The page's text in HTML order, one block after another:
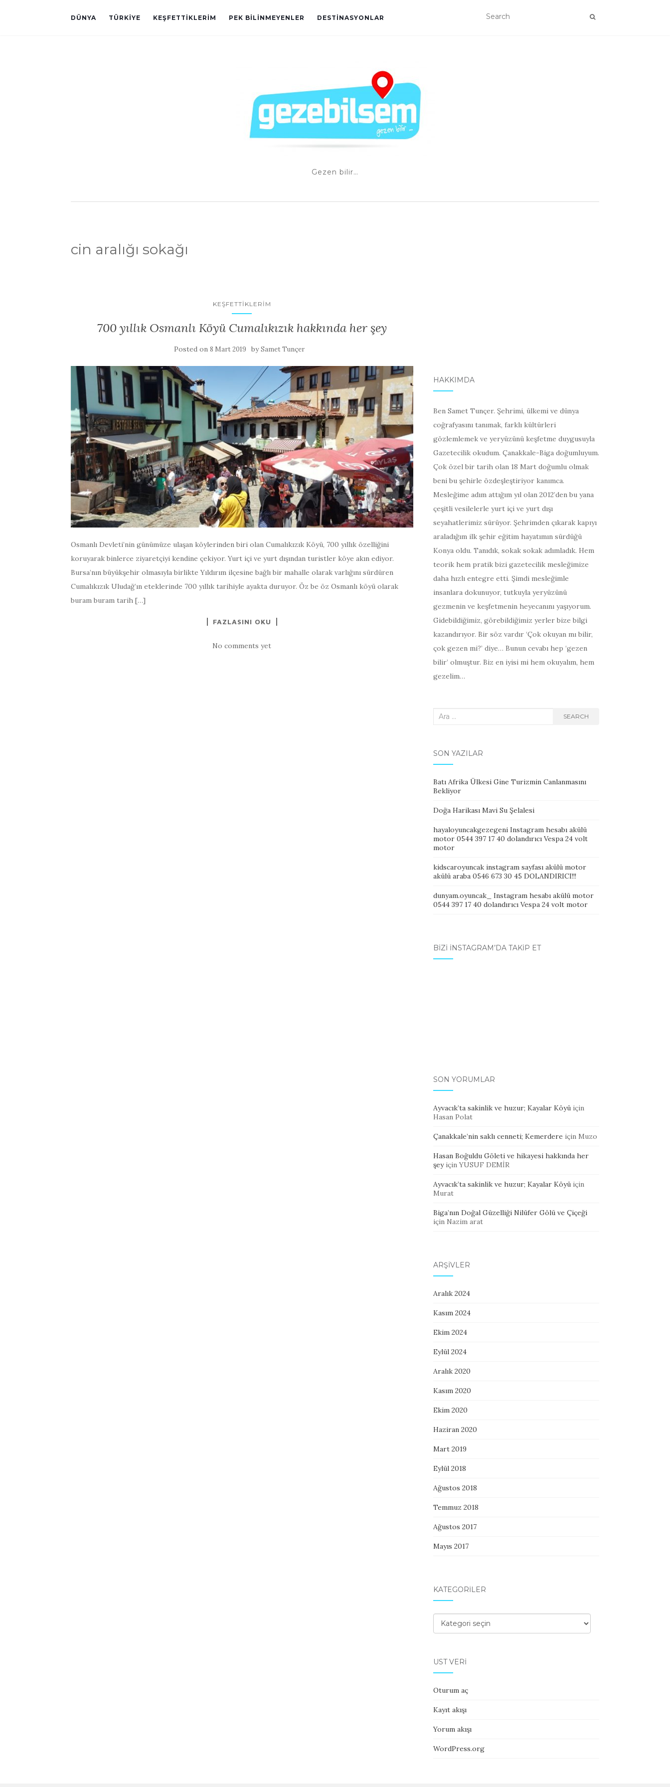
DÜNYA TÜRKIYE KEŞFETTIKLERIM PEK BILINMEYENLER DESTINASYONLAR
Gezen bilir…
cin aralığı sokağı
KEŞFETTIKLERIM
700 yıllık Osmanlı Köyü Cumalıkızık hakkında her şey
Posted on8 Mart 2019 bySamet Tunçer
Osmanlı Devleti’nin günümüze ulaşan köylerinden biri olan Cumalıkızık Köyü, 700 yıllık özelliğini
koruyarak binlerce ziyaretçiyi kendine çekiyor. Yurt içi ve yurt dışından turistler köye akın ediyor.
Bursa’nın büyükşehir olmasıyla birlikte Yıldırım ilçesine bağlı bir mahalle olarak varlığını sürdüren
Cumalıkızık Uludağ’ın eteklerinde 700 yıllık tarihiyle ayakta duruyor. Öz be öz Osmanlı köyü olarak
buram buram tarih […]
FAZLASINI OKU
No comments yet
HAKKIMDA
Ben Samet Tunçer. Şehrimi, ülkemi ve dünya
coğrafyasını tanımak, farklı kültürleri
gözlemlemek ve yeryüzünü keşfetme duygusuyla
Gazetecilik okudum. Çanakkale-Biga doğumluyum.
Çok özel bir tarih olan 18 Mart doğumlu olmak
beni bu şehirle özdeşleştiriyor kanımca.
Mesleğime adım attığım yıl olan 2012’den bu yana
çeşitli vesilelerle yurt içi ve yurt dışı
seyahatlerimiz sürüyor. Şehrimden çıkarak kapıyı
araladığım ilk şehir eğitim hayatımın sürdüğü
Konya oldu. Tanıdık, sokak sokak adımladık. Hem
teorik hem pratik bizi gazetecilik mesleğimize
daha hızlı entegre etti. Şimdi mesleğimle
insanlara dokunuyor, tutkuyla yeryüzünü
gezmenin ve keşfetmenin heyecanını yaşıyorum.
Gidebildiğimiz, görebildiğimiz yerler bize bilgi
kazandırıyor. Bir söz vardır ‘Çok okuyan mı bilir,
çok gezen mi?’ diye… Bunun cevabı hep ‘gezen
bilir’ olmuştur. Biz en iyisi mi hem okuyalım, hem
gezelim…
Search
SEARCH
SON YAZILAR
Batı Afrika Ülkesi Gine Turizmin Canlanmasını
Bekliyor
Doğa Harikası Mavi Su Şelalesi
hayaloyuncakgezegeni Instagram hesabı akülü
motor 0544 397 17 40 dolandırıcı Vespa 24 volt
motor
kidscaroyuncak instagram sayfası akülü motor
akülü araba 0546 673 30 45 DOLANDIRICI!!!
dunyam.oyuncak_ Instagram hesabı akülü motor
0544 397 17 40 dolandırıcı Vespa 24 volt motor
BIZI İNSTAGRAM’DA TAKIP ET
SON YORUMLAR
Ayvacık’ta sakinlik ve huzur; Kayalar Köyüiçin
Hasan Polat
Çanakkale’nin saklı cenneti; Kemerdere için Muzo
Hasan Boğuldu Göleti ve hikayesi hakkında her
şeyiçinYUSUF DEMİR
Ayvacık’ta sakinlik ve huzur; Kayalar Köyüiçin
Murat
Biga’nın Doğal Güzelliği Nilüfer Gölü ve Çiçeği
için Nazim arat
ARŞIVLER
Aralık 2024
Kasım 2024
Ekim 2024
Eylül 2024
Aralık 2020
Kasım 2020
Ekim 2020
Haziran 2020
Mart 2019
Eylül 2018
Ağustos 2018
Temmuz 2018
Ağustos 2017
Mayıs 2017
KATEGORILER
Kategoriler
ÜST VERI
Oturum aç
Kayıt akışı
Yorum akışı
WordPress.org